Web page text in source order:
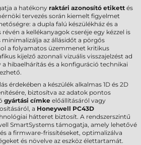
a hatékony raktári azonosító etikett és
tervezés során kiemelt figyelmet
a dupla falú készülékház és a
a kellékanyagok cseréje egy kézzel is
minimalizálja az állásidőt a pörgős
a folyamatos üzemmenet kritikus
kijelző azonnali vizuális visszajelzést ad
hibaelhárítás és a konfiguráció technikai
érdekében a készülék alkalmas 1D és 2D
biztosítva az adatok pontos
gyártási címke előállításáról vagy
a Honeywell PC43D
hátteret biztosít. A rendszerszintű
SmartSystems támogatja, amely lehetővé
a firmware-frissítéseket, optimalizálva
és növelve az eszköz élettartamát.